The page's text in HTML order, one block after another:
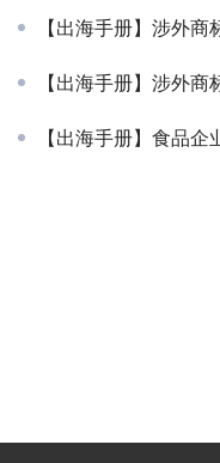
【出海手册】涉外商标
【出海手册】涉外商标保
【出海手册】食品